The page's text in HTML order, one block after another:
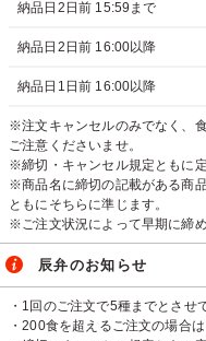
納品日2日前 15:59まで
納品日2日前 16:00以降
納品日1日前 16:00以降
※注文キャンセルのみでなく、
ご注意くださいませ。
※締切・キャンセル規定ともに
※商品名に締切の記載がある商
ともにそちらに準じます。
※ご注文状況によって早期に締
辰弁のお知らせ
・1回のご注文で5種までとさせ
・200食を超えるご注文の場合